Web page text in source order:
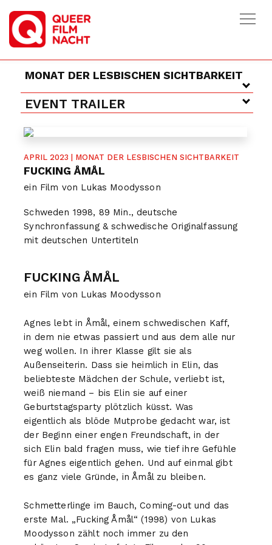
MONAT DER LESBISCHEN SICHTBARKEIT
EVENT TRAILER
APRIL 2023 | MONAT DER LESBISCHEN SICHTBARKEIT
FUCKING ÅMÅL
ein Film von Lukas Moodysson
Schweden 1998, 89 Min., deutsche
Synchronfassung & schwedische Originalfassung
mit deutschen Untertiteln
FUCKING ÅMÅL
ein Film von Lukas Moodysson
Agnes lebt in Åmål, einem schwedischen Kaff,
in dem nie etwas passiert und aus dem alle nur
weg wollen. In ihrer Klasse gilt sie als
Außenseiterin. Dass sie heimlich in Elin, das
beliebteste Mädchen der Schule, verliebt ist,
weiß niemand – bis Elin sie auf einer
Geburtstagsparty plötzlich küsst. Was
eigentlich als blöde Mutprobe gedacht war, ist
der Beginn einer engen Freundschaft, in der
sich Elin bald fragen muss, wie tief ihre Gefühle
für Agnes eigentlich gehen. Und auf einmal gibt
es ganz viele Gründe, in Åmål zu bleiben.
Schmetterlinge im Bauch, Coming-out und das
erste Mal. „Fucking Åmål“ (1998) von Lukas
Moodysson zählt noch immer zu den